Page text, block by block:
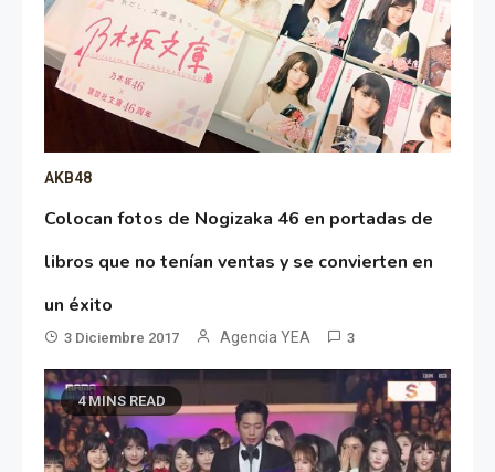
AKB48
Colocan fotos de Nogizaka 46 en portadas de
libros que no tenían ventas y se convierten en
un éxito
3 Diciembre 2017 Agencia YEA 3
4 MINS READ